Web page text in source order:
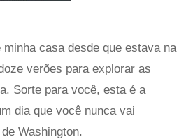
casa desde que estava na
verões para explorar as
Sorte para você, esta é a
dia que você nunca vai
Washington.